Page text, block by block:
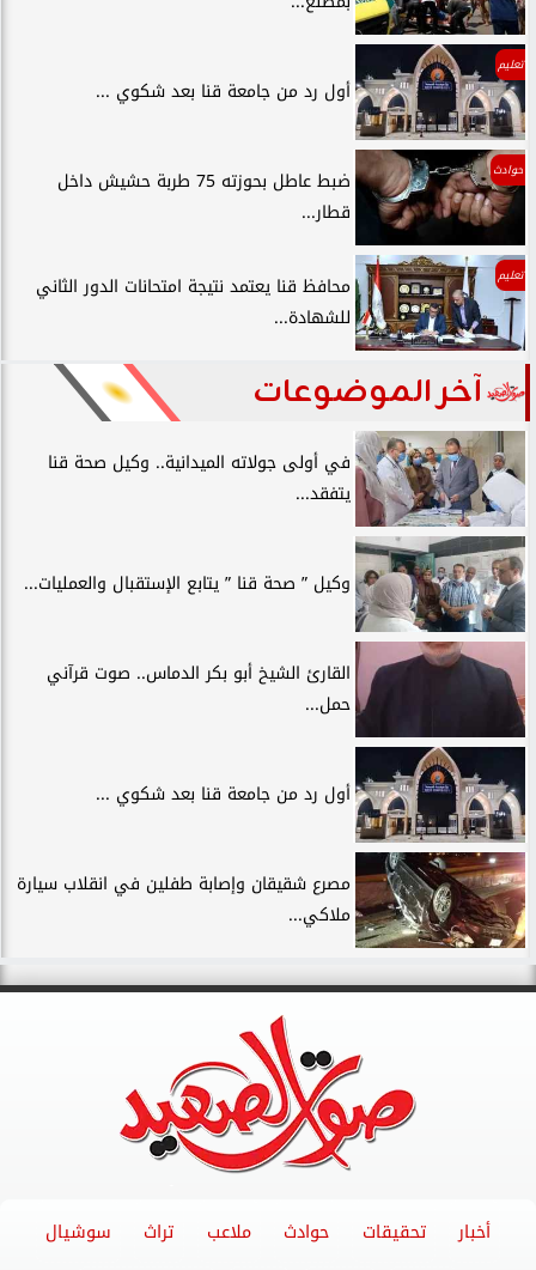
تعليم
أول رد من جامعة قنا بعد شكوي ...
حوادث
ضبط عاطل بحوزته 75 طربة حشيش داخل
قطار...
تعليم
محافظ قنا يعتمد نتيجة امتحانات الدور الثاني
للشهادة...
آخر الموضوعات
في أولى جولاته الميدانية.. وكيل صحة قنا
يتفقد...
وكيل ” صحة قنا ” يتابع الإستقبال والعمليات...
القارئ الشيخ أبو بكر الدماس.. صوت قرآني
حمل...
أول رد من جامعة قنا بعد شكوي ...
مصرع شقيقان وإصابة طفلين في انقلاب سيارة
ملاكي...
أخبار تحقيقات حوادث ملاعب تراث سوشيال